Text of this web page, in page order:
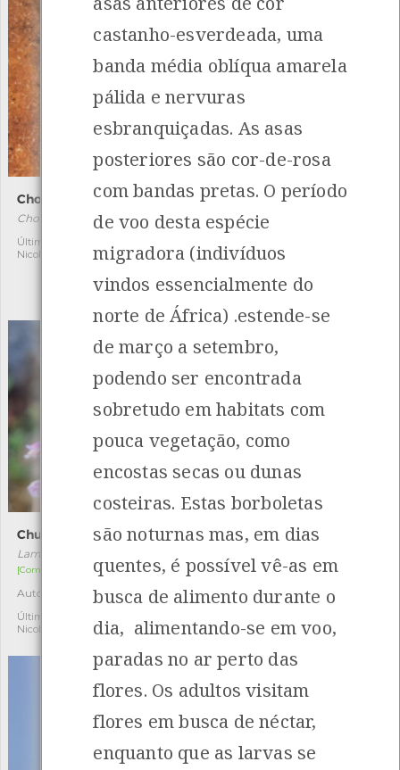
Chondracanthus teedei
Chondracanthus teedei
Última observação por:
Nicole Viana
Tritia reticulata
Tritia reticulata
[Comum]
Autóctone
Última observação por:
Nicole Viana
Chuchas
Lamium maculatum
[Comum]
Autóctone
Última observação por:
Nicole Viana
2
Borboleta-colibri-riscada
[Migrador]
Última observação por:
Nicole Viana
castanho-esverdeada, uma
banda média oblíqua amarela
pálida e nervuras
esbranquiçadas. As asas
posteriores são cor-de-rosa
com bandas pretas. O período
de voo desta espécie
migradora (indivíduos
vindos essencialmente do
norte de África) .estende-se
de março a setembro,
podendo ser encontrada
sobretudo em habitats com
pouca vegetação, como
encostas secas ou dunas
costeiras. Estas borboletas
são noturnas mas, em dias
quentes, é possível vê-as em
busca de alimento durante o
dia, alimentando-se em voo,
paradas no ar perto das
flores. Os adultos visitam
flores em busca de néctar,
enquanto que as larvas se